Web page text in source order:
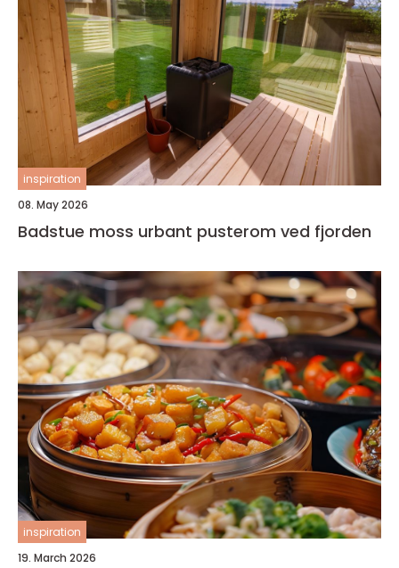
inspiration
08. May 2026
Badstue moss urbant pusterom ved fjorden
inspiration
19. March 2026